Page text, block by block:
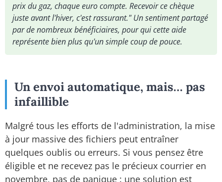
prix du gaz, chaque euro compte. Recevoir ce chèque
juste avant l'hiver, c'est rassurant." Un sentiment partagé
par de nombreux bénéficiaires, pour qui cette aide
représente bien plus qu'un simple coup de pouce.
Un envoi automatique, mais… pas
infaillible
Malgré tous les efforts de l'administration, la mise
à jour massive des fichiers peut entraîner
quelques oublis ou erreurs. Si vous pensez être
éligible et ne recevez pas le précieux courrier en
novembre, pas de panique : une solution est